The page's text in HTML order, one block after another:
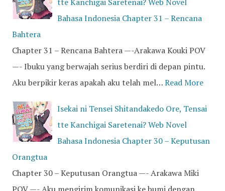
tte Kanchigai Saretenai? Web Novel
Bahasa Indonesia Chapter 31 – Rencana
Bahtera
Chapter 31 – Rencana Bahtera —-Arakawa Kouki POV
—- Ibuku yang berwajah serius berdiri di depan pintu.
Aku berpikir keras apakah aku telah mel…Read More
Isekai ni Tensei Shitandakedo Ore, Tensai
tte Kanchigai Saretenai? Web Novel
Bahasa Indonesia Chapter 30 – Keputusan
Orangtua
Chapter 30 – Keputusan Orangtua —- Arakawa Miki